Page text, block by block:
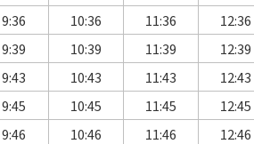
9:36 10:36 11:36 12:36
9:39 10:39 11:39 12:39
9:43 10:43 11:43 12:43
9:45 10:45 11:45 12:45
9:46 10:46 11:46 12:46